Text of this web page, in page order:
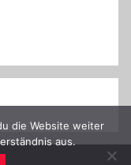
die Website weiter
aus.